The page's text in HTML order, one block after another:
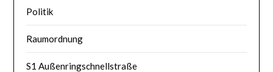
Politik
Raumordnung
S1 Außenringschnellstraße